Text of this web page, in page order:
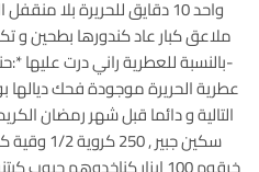
ملاعق كبار عاد كندورها بطحين
-بالنسبة للعطرية راني درت عليها
عطرية الحريرة موجودة فحك